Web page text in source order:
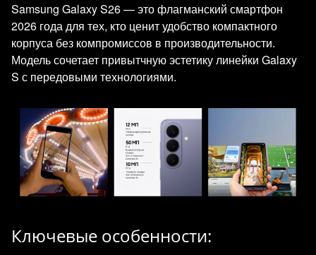
Samsung Galaxy S26 — это флагманский смартфон
2026 года для тех, кто ценит удобство компактного
корпуса без компромиссов в производительности.
Модель сочетает привытчную эстетику линейки Galaxy
S с передовыми технологиями.
Ключевые особенности: